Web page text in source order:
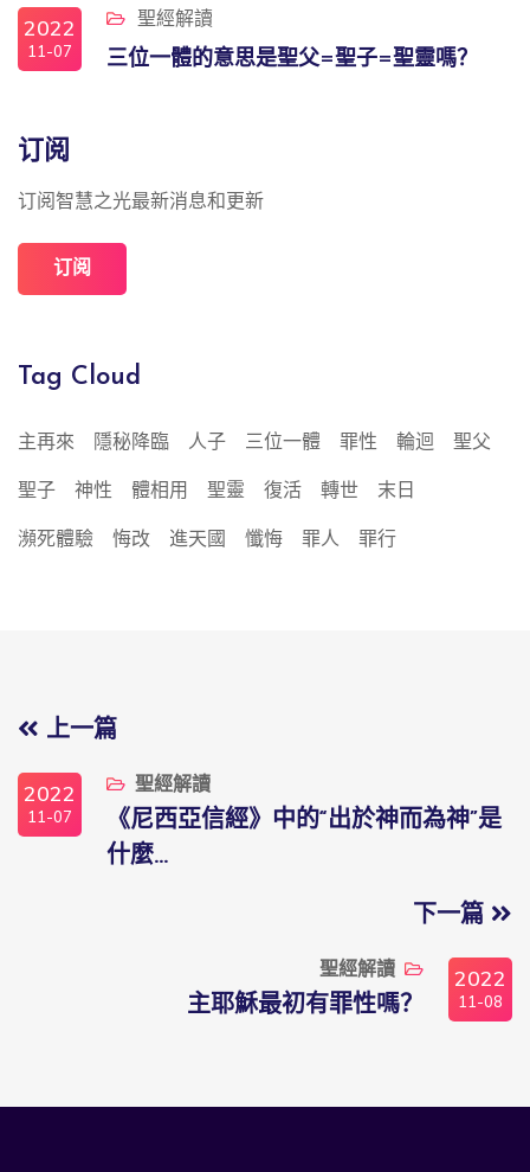
2022
11-07
聖經解讀
三位一體的意思是聖父=聖子=聖靈嗎？
订阅
订阅智慧之光最新消息和更新
订阅
Tag Cloud
主再來 隱秘降臨 人子 三位一體 罪性 輪迴 聖父
聖子 神性 體相用 聖靈 復活 轉世 末日
瀕死體驗 悔改 進天國 懺悔 罪人 罪行
上一篇
2022
11-07
聖經解讀
《尼西亞信經》中的“出於神而為神”是
什麼...
下一篇
2022
11-08
聖經解讀
主耶穌最初有罪性嗎？